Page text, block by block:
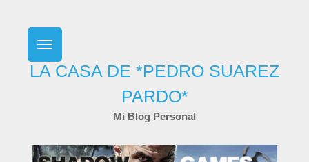
LA CASA DE *PEDRO SUAREZ
PARDO*
Mi Blog Personal